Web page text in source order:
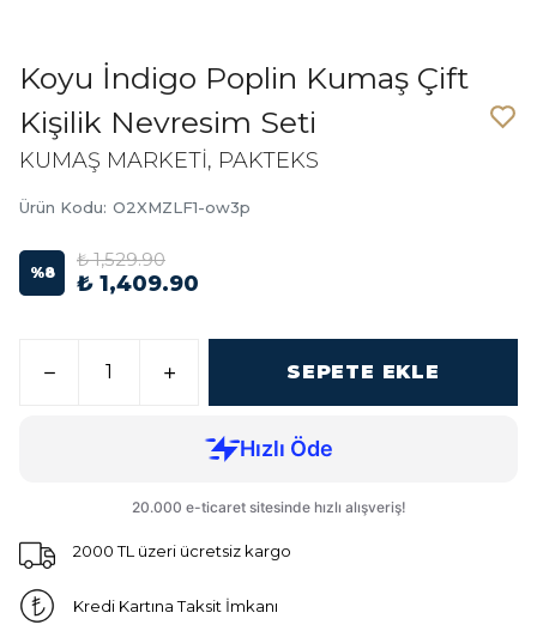
Koyu İndigo Poplin Kumaş Çift
Kişilik Nevresim Seti
KUMAŞ MARKETİ, PAKTEKS
Ürün Kodu: O2XMZLF1-ow3p
%8
₺ 1,529.90
₺ 1,409.90
SEPETE EKLE
2000 TL üzeri ücretsiz kargo
Kredi Kartına Taksit İmkanı